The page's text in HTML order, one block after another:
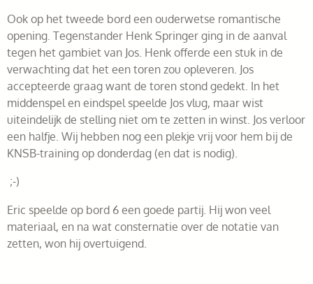
Ook op het tweede bord een ouderwetse romantische
opening. Tegenstander Henk Springer ging in de aanval
tegen het gambiet van Jos. Henk offerde een stuk in de
verwachting dat het een toren zou opleveren. Jos
accepteerde graag want de toren stond gedekt. In het
middenspel en eindspel speelde Jos vlug, maar wist
uiteindelijk de stelling niet om te zetten in winst. Jos verloor
een halfje. Wij hebben nog een plekje vrij voor hem bij de
KNSB-training op donderdag (en dat is nodig).
;-)
Eric speelde op bord 6 een goede partij. Hij won veel
materiaal, en na wat consternatie over de notatie van
zetten, won hij overtuigend.